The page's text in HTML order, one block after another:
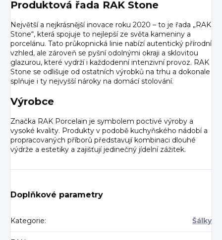
Produktová řada RAK Stone
Největší a nejkrásnější inovace roku 2020 – to je řada „RAK
Stone“, která spojuje to nejlepší ze světa kameniny a
porcelánu. Tato průkopnická linie nabízí autentický přírodní
vzhled, ale zároveň se pyšní odolnými okraji a sklovitou
glazurou, které vydrží i každodenní intenzivní provoz. RAK
Stone se odlišuje od ostatních výrobků na trhu a dokonale
splňuje i ty nejvyšší nároky na domácí stolování.
Výrobce
Značka RAK Porcelain je symbolem poctivé výroby a
vysoké kvality. Produkty v podobě kuchyňského nádobí a
propracovaných příborů představují kombinaci dlouhé
výdrže a estetiky a zajišťují jedinečný jídelní zážitek.
Doplňkové parametry
Kategorie: Šálky